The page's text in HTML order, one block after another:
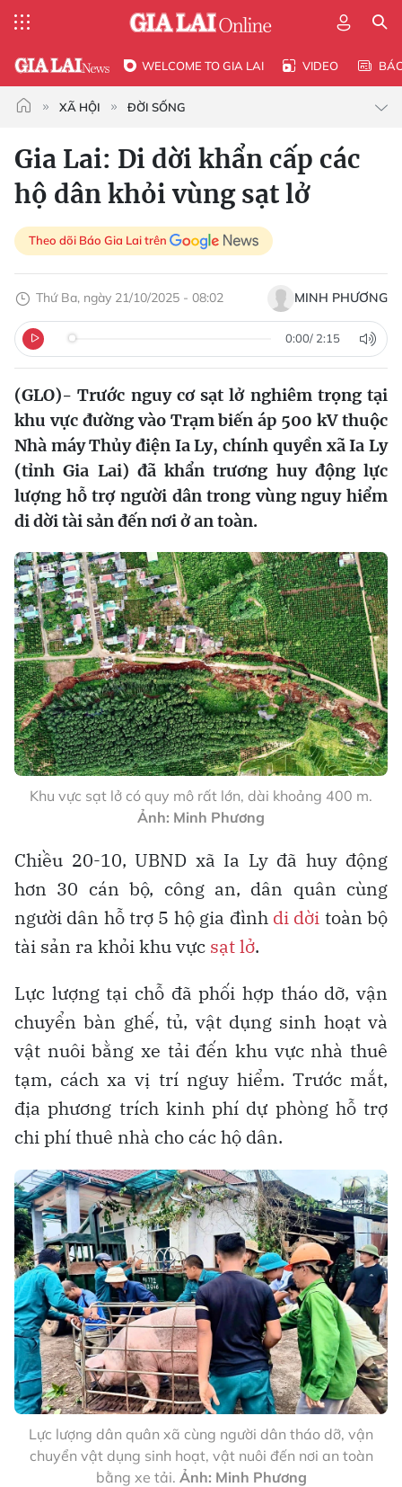
WELCOME TO GIA LAI VIDEO
XÃ HỘI ĐỜI SỐNG
Gia Lai: Di dời khẩn cấp các
hộ dân khỏi vùng sạt lở
Theo dõi Báo Gia Lai trên
Thứ Ba, ngày 21/10/2025 - 08:02 MINH PHƯƠNG
0:00/ 2:15
(GLO)-Trước nguy cơ sạt lở nghiêm trọng tại
khu vực đường vào Trạm biến áp 500 kV thuộc
Nhà máy Thủy điện Ia Ly, chính quyền xã Ia Ly
(tỉnh Gia Lai) đã khẩn trương huy động lực
lượng hỗ trợ người dân trong vùng nguy hiểm
di dời tài sản đến nơi ở an toàn.
Khu vực sạt lở có quy mô rất lớn, dài khoảng 400 m.
Ảnh: Minh Phương
Chiều 20-10, UBND xã Ia Ly đã huy động
hơn 30 cán bộ, công an, dân quân cùng
người dân hỗ trợ 5 hộ gia đình di dời toàn bộ
tài sản ra khỏi khu vực sạt lở.
Lực lượng tại chỗ đã phối hợp tháo dỡ, vận
chuyển bàn ghế, tủ, vật dụng sinh hoạt và
vật nuôi bằng xe tải đến khu vực nhà thuê
tạm, cách xa vị trí nguy hiểm. Trước mắt,
địa phương trích kinh phí dự phòng hỗ trợ
chi phí thuê nhà cho các hộ dân.
Lực lượng dân quân xã cùng người dân tháo dỡ, vận
chuyển vật dụng sinh hoạt, vật nuôi đến nơi an toàn
bằng xe tải. Ảnh: Minh Phương